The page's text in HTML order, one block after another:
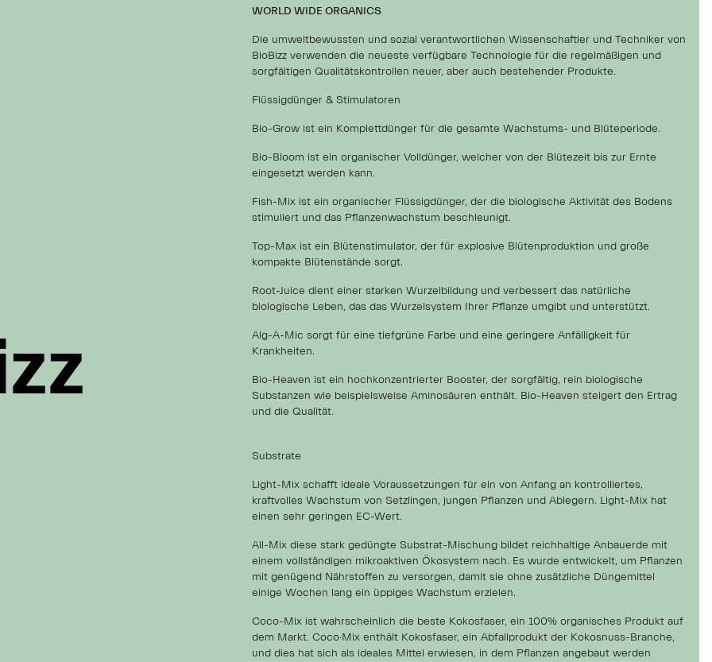
WORLD WIDE ORGANICS
Die umweltbewussten und sozial verantwortlichen Wissenschaftler und Techniker von
BioBizz verwenden die neueste verfügbare Technologie für die regelmäßigen und
sorgfältigen Qualitätskontrollen neuer, aber auch bestehender Produkte.
Flüssigdünger & Stimulatoren
Bio-Grow ist ein Komplettdünger für die gesamte Wachstums- und Blüteperiode.
Bio-Bloom ist ein organischer Volldünger, welcher von der Blütezeit bis zur Ernte
eingesetzt werden kann.
Fish-Mix ist ein organischer Flüssigdünger, der die biologische Aktivität des Bodens
stimuliert und das Pflanzenwachstum beschleunigt.
Top-Max ist ein Blütenstimulator, der für explosive Blütenproduktion und große
kompakte Blütenstände sorgt.
Root-Juice dient einer starken Wurzelbildung und verbessert das natürliche
biologische Leben, das das Wurzelsystem Ihrer Pflanze umgibt und unterstützt.
Alg-A-Mic sorgt für eine tiefgrüne Farbe und eine geringere Anfälligkeit für
Krankheiten.
Bio-Heaven ist ein hochkonzentrierter Booster, der sorgfältig, rein biologische
Substanzen wie beispielsweise Aminosäuren enthält. Bio-Heaven steigert den Ertrag
und die Qualität.
Substrate
Light-Mix schafft ideale Voraussetzungen für ein von Anfang an kontrolliertes,
kraftvolles Wachstum von Setzlingen, jungen Pflanzen und Ablegern. Light-Mix hat
einen sehr geringen EC-Wert.
All-Mix diese stark gedüngte Substrat-Mischung bildet reichhaltige Anbauerde mit
einem vollständigen mikroaktiven Ökosystem nach. Es wurde entwickelt, um Pflanzen
mit genügend Nährstoffen zu versorgen, damit sie ohne zusätzliche Düngemittel
einige Wochen lang ein üppiges Wachstum erzielen.
Coco-Mix ist wahrscheinlich die beste Kokosfaser, ein 100% organisches Produkt auf
dem Markt. Coco·Mix enthält Kokosfaser, ein Abfallprodukt der Kokosnuss-Branche,
und dies hat sich als ideales Mittel erwiesen, in dem Pflanzen angebaut werden